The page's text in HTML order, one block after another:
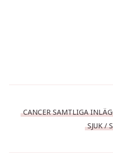
CANCER SAMTLIGA
SJUK /